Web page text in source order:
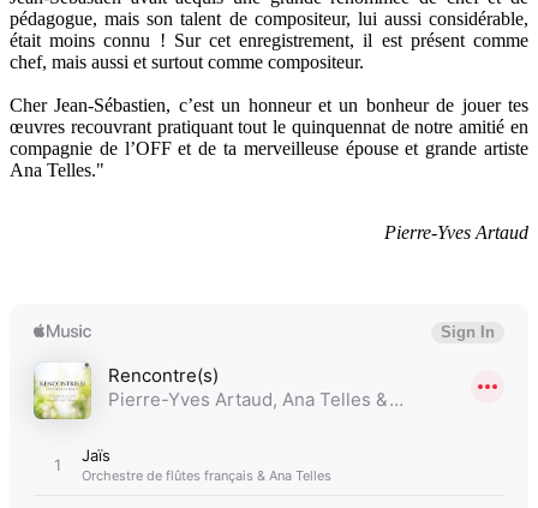
pédagogue, mais son talent de compositeur, lui aussi considérable,
était moins connu ! Sur cet enregistrement, il est présent comme
chef, mais aussi et surtout comme compositeur.
Cher Jean-Sébastien, c’est un honneur et un bonheur de jouer tes
œuvres recouvrant pratiquant tout le quinquennat de notre amitié en
compagnie de l’OFF et de ta merveilleuse épouse et grande artiste
Ana Telles."
Pierre-Yves Artaud